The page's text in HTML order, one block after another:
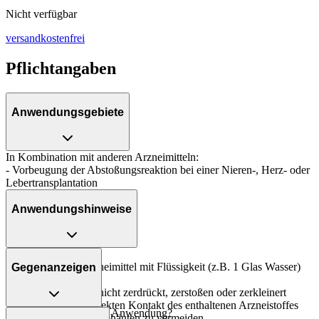
Nicht verfügbar
versandkostenfrei
Pflichtangaben
Anwendungsgebiete
In Kombination mit anderen Arzneimitteln:
- Vorbeugung der Abstoßungsreaktion bei einer Nieren-, Herz- oder
Lebertransplantation
Anwendungshinweise
Art der Anwendung?
Nehmen Sie das Arzneimittel mit Flüssigkeit (z.B. 1 Glas Wasser)
Die Tabletten sollen nicht zerdrückt, zerstoßen oder zerkleinert
werden, um einen direkten Kontakt des enthaltenen Arzneistoffes
Gegenanzeigen
Was spricht gegen eine Anwendung?